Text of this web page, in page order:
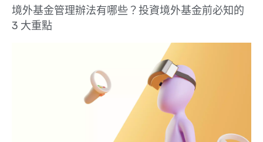
境外基金管理辦法有哪些？投資境外基金前必知的
3 大重點